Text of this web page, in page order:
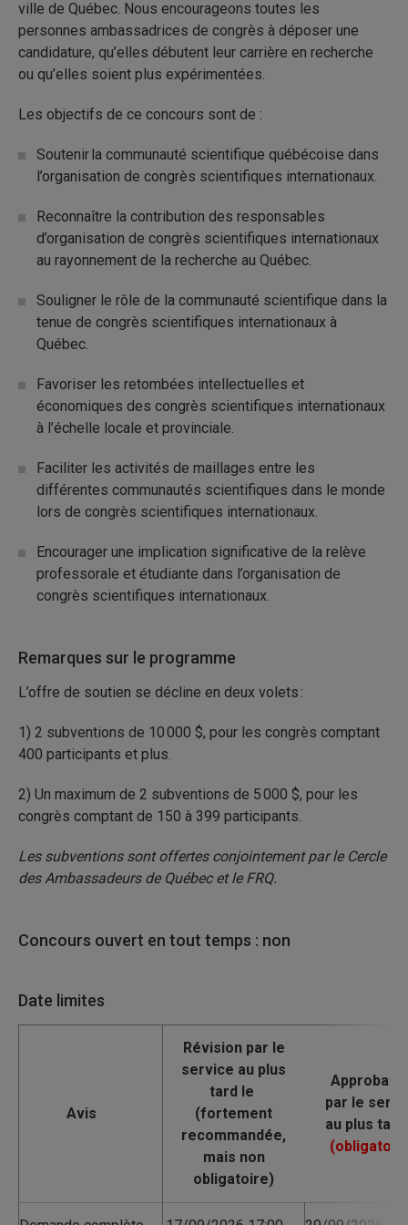
ville de Québec. Nous encourageons toutes les
personnes ambassadrices de congrès à déposer une
candidature, qu’elles débutent leur carrière en recherche
ou qu’elles soient plus expérimentées.
Les objectifs de ce concours sont de :
Soutenir la communauté scientifique québécoise dans
l’organisation de congrès scientifiques internationaux.
Reconnaître la contribution des responsables
d’organisation de congrès scientifiques internationaux
au rayonnement de la recherche au Québec.
Souligner le rôle de la communauté scientifique dans la
tenue de congrès scientifiques internationaux à
Québec.
Favoriser les retombées intellectuelles et
économiques des congrès scientifiques internationaux
à l’échelle locale et provinciale.
Faciliter les activités de maillages entre les
différentes communautés scientifiques dans le monde
lors de congrès scientifiques internationaux.
Encourager une implication significative de la relève
professorale et étudiante dans l’organisation de
congrès scientifiques internationaux.
Remarques sur le programme
L’offre de soutien se décline en deux volets :
1) 2 subventions de 10 000 $, pour les congrès comptant
400 participants et plus.
2) Un maximum de 2 subventions de 5 000 $, pour les
congrès comptant de 150 à 399 participants.
Les subventions sont offertes conjointement par le Cercle
des Ambassadeurs de Québec et le FRQ.
Concours ouvert en tout temps : non
Date limites
Avis